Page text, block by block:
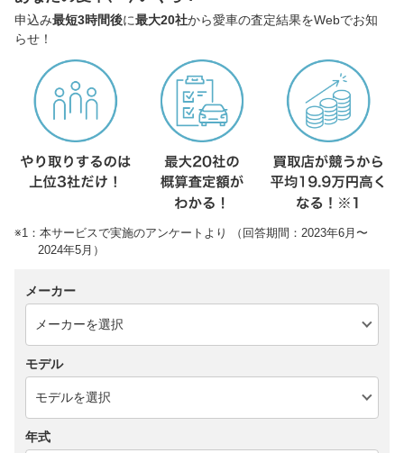
申込み最短3時間後に最大20社から愛車の査定結果をWebでお知
らせ！
※1：本サービスで実施のアンケートより （回答期間：2023年6月〜
2024年5月）
メーカー
モデル
年式